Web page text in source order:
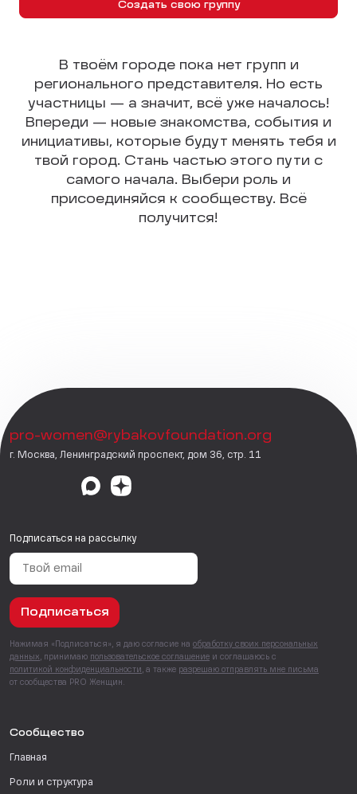
Создать свою группу
В твоём городе пока нет групп и
регионального представителя. Но есть
участницы — а значит, всё уже началось!
Впереди — новые знакомства, события и
инициативы, которые будут менять тебя и
твой город. Стань частью этого пути с
самого начала. Выбери роль и
присоединяйся к сообществу. Всё
получится!
pro-women@rybakovfoundation.org
г. Москва, Ленинградский проспект, дом 36, стр. 11
Подписаться на рассылку
Подписаться
Нажимая «Подписаться», я даю согласие на обработку своих персональных
данных , принимаю пользовательское соглашение и соглашаюсь с
политикой конфиденциальности , а также разрешаю отправлять мне письма
от сообщества PRO Женщин.
Сообщество
Главная
Роли и структура